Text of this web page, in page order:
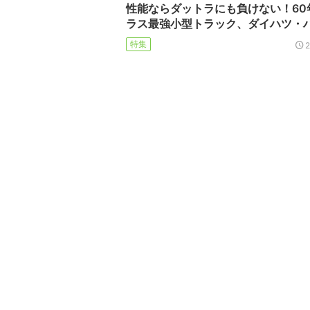
性能ならダットラにも負けない！60
ラス最強小型トラック、ダイハツ・
特集